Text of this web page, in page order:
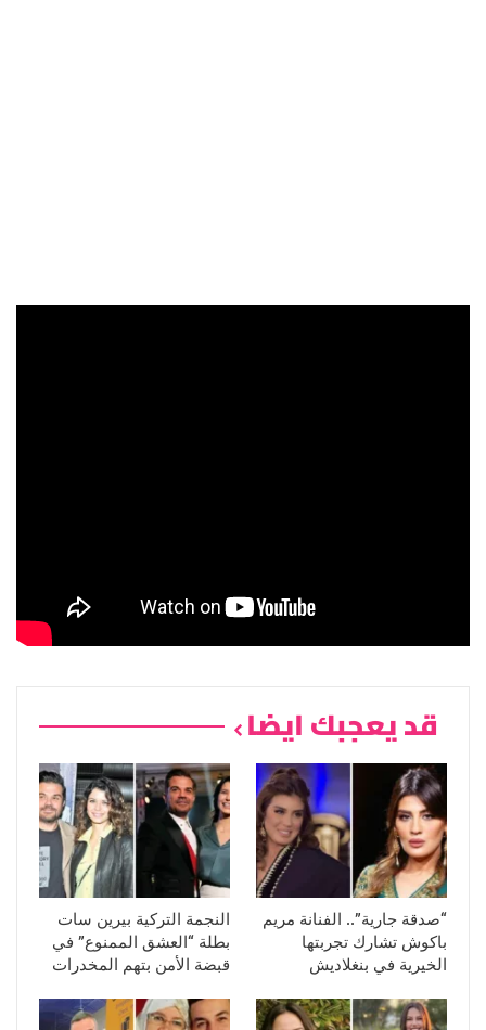
قد يعجبك ايضا
“صدقة جارية”.. الفنانة مريم
باكوش تشارك تجربتها
الخيرية في بنغلاديش
النجمة التركية بيرين سات
بطلة “العشق الممنوع” في
قبضة الأمن بتهم المخدرات